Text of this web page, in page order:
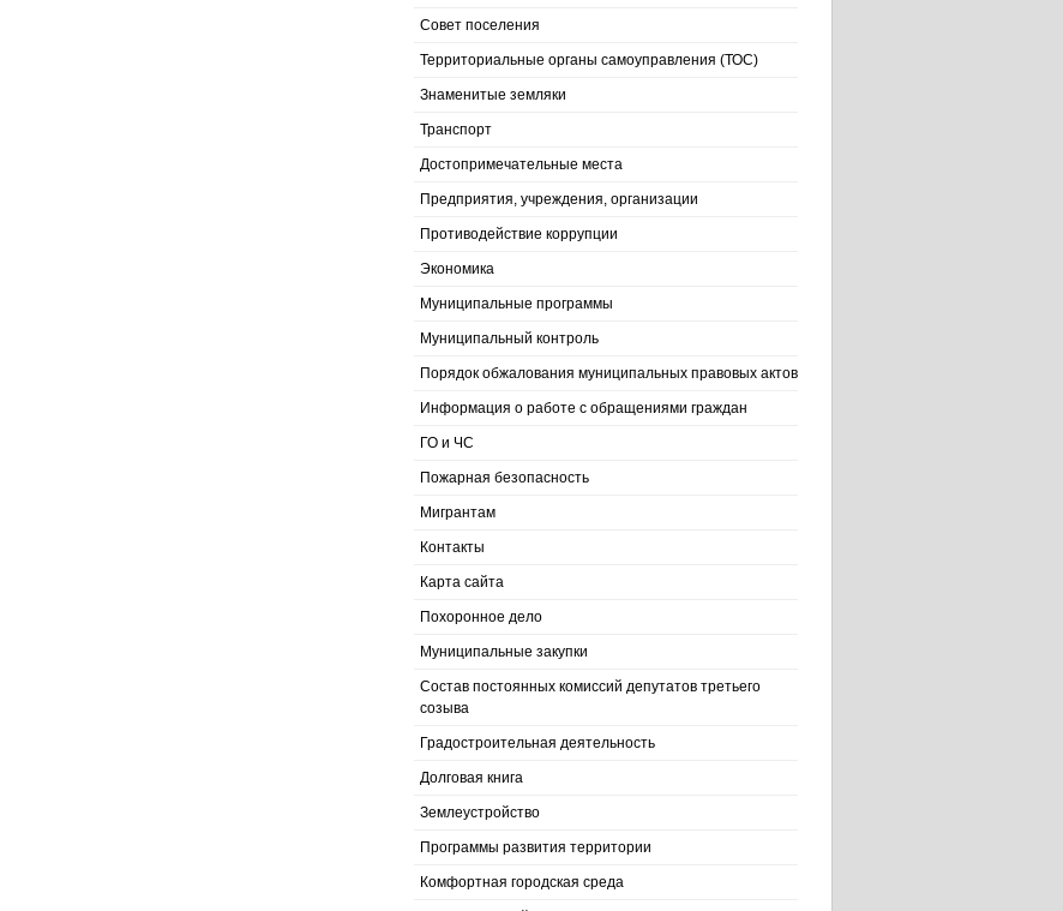
Совет поселения
Территориальные органы самоуправления (ТОС)
Знаменитые земляки
Транспорт
Достопримечательные места
Предприятия, учреждения, организации
Противодействие коррупции
Экономика
Муниципальные программы
Муниципальный контроль
Порядок обжалования муниципальных правовых актов
Информация о работе с обращениями граждан
ГО и ЧС
Пожарная безопасность
Мигрантам
Контакты
Карта сайта
Похоронное дело
Муниципальные закупки
Состав постоянных комиссий депутатов третьего
созыва
Градостроительная деятельность
Долговая книга
Землеустройство
Программы развития территории
Комфортная городская среда